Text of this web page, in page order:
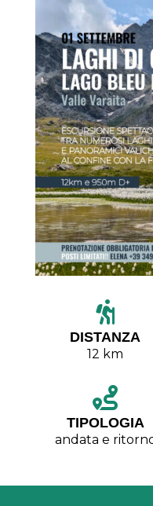
DISTANZA
12 km
TIPOLOGIA
andata e